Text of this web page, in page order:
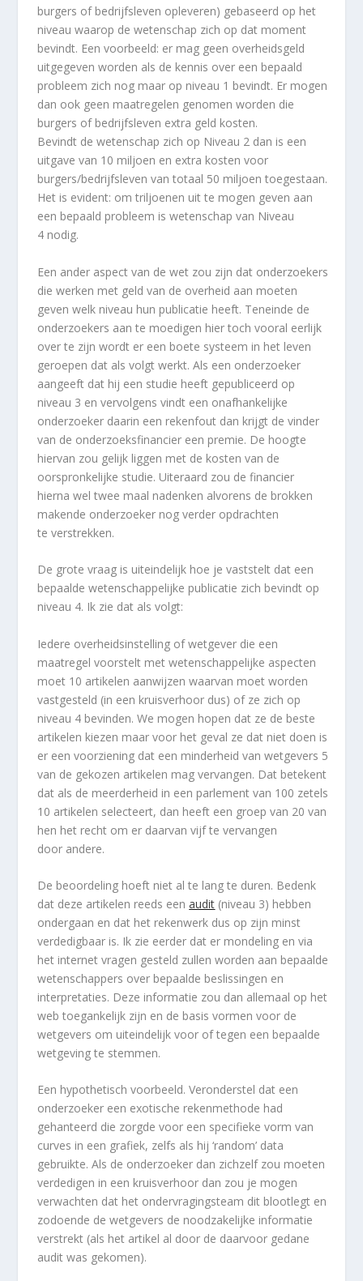
burgers of bedrijfsleven opleveren) gebaseerd op het
niveau waarop de wetenschap zich op dat moment
bevindt. Een voorbeeld: er mag geen overheidsgeld
uitgegeven worden als de kennis over een bepaald
probleem zich nog maar op niveau 1 bevindt. Er mogen
dan ook geen maatregelen genomen worden die
burgers of bedrijfsleven extra geld kosten.
Bevindt de wetenschap zich op Niveau 2 dan is een
uitgave van 10 miljoen en extra kosten voor
burgers/bedrijfsleven van totaal 50 miljoen toegestaan.
Het is evident: om triljoenen uit te mogen geven aan
een bepaald probleem is wetenschap van Niveau
4 nodig.
Een ander aspect van de wet zou zijn dat onderzoekers
die werken met geld van de overheid aan moeten
geven welk niveau hun publicatie heeft. Teneinde de
onderzoekers aan te moedigen hier toch vooral eerlijk
over te zijn wordt er een boete systeem in het leven
geroepen dat als volgt werkt. Als een onderzoeker
aangeeft dat hij een studie heeft gepubliceerd op
niveau 3 en vervolgens vindt een onafhankelijke
onderzoeker daarin een rekenfout dan krijgt de vinder
van de onderzoeksfinancier een premie. De hoogte
hiervan zou gelijk liggen met de kosten van de
oorspronkelijke studie. Uiteraard zou de financier
hierna wel twee maal nadenken alvorens de brokken
makende onderzoeker nog verder opdrachten
te verstrekken.
De grote vraag is uiteindelijk hoe je vaststelt dat een
bepaalde wetenschappelijke publicatie zich bevindt op
niveau 4. Ik zie dat als volgt:
Iedere overheidsinstelling of wetgever die een
maatregel voorstelt met wetenschappelijke aspecten
moet 10 artikelen aanwijzen waarvan moet worden
vastgesteld (in een kruisverhoor dus) of ze zich op
niveau 4 bevinden. We mogen hopen dat ze de beste
artikelen kiezen maar voor het geval ze dat niet doen is
er een voorziening dat een minderheid van wetgevers 5
van de gekozen artikelen mag vervangen. Dat betekent
dat als de meerderheid in een parlement van 100 zetels
10 artikelen selecteert, dan heeft een groep van 20 van
hen het recht om er daarvan vijf te vervangen
door andere.
De beoordeling hoeft niet al te lang te duren. Bedenk
dat deze artikelen reeds eenaudit (niveau 3) hebben
ondergaan en dat het rekenwerk dus op zijn minst
verdedigbaar is. Ik zie eerder dat er mondeling en via
het internet vragen gesteld zullen worden aan bepaalde
wetenschappers over bepaalde beslissingen en
interpretaties. Deze informatie zou dan allemaal op het
web toegankelijk zijn en de basis vormen voor de
wetgevers om uiteindelijk voor of tegen een bepaalde
wetgeving te stemmen.
Een hypothetisch voorbeeld. Veronderstel dat een
onderzoeker een exotische rekenmethode had
gehanteerd die zorgde voor een specifieke vorm van
curves in een grafiek, zelfs als hij ‘random’ data
gebruikte. Als de onderzoeker dan zichzelf zou moeten
verdedigen in een kruisverhoor dan zou je mogen
verwachten dat het ondervragingsteam dit blootlegt en
zodoende de wetgevers de noodzakelijke informatie
verstrekt (als het artikel al door de daarvoor gedane
audit was gekomen).